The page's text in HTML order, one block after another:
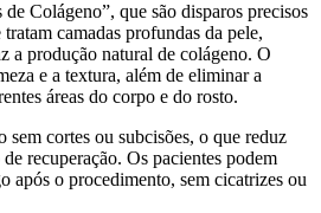
Colágeno”, que são disparos precisos
camadas profundas da pele,
a produção natural de colágeno. O
e a textura, além de eliminar a
áreas do corpo e do rosto.
sem cortes ou subcisões, o que reduz
recuperação. Os pacientes podem
após o procedimento, sem cicatrizes ou